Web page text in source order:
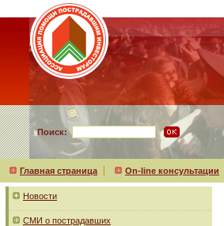
Поиск:
Главная страница On-line консультации
Новости
СМИ о пострадавших